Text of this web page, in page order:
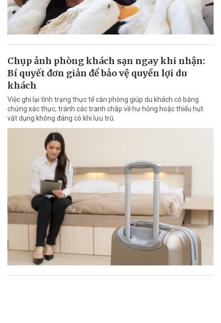
Chụp ảnh phòng khách sạn ngay khi nhận:
Bí quyết đơn giản để bảo vệ quyền lợi du
khách
Việc ghi lại tình trạng thực tế căn phòng giúp du khách có bằng
chứng xác thực, tránh các tranh chấp về hư hỏng hoặc thiếu hụt
vật dụng không đáng có khi lưu trú.